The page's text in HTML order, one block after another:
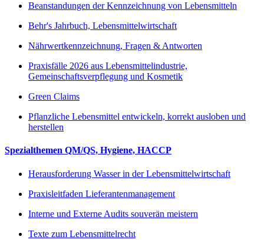
Beanstandungen der Kennzeichnung von Lebensmitteln
Behr's Jahrbuch, Lebensmittelwirtschaft
Nährwertkennzeichnung, Fragen & Antworten
Praxisfälle 2026 aus Lebensmittelindustrie,
Gemeinschaftsverpflegung und Kosmetik
Green Claims
Pflanzliche Lebensmittel entwickeln, korrekt ausloben und
herstellen
Spezialthemen QM/QS, Hygiene, HACCP
Herausforderung Wasser in der Lebensmittelwirtschaft
Praxisleitfaden Lieferantenmanagement
Interne und Externe Audits souverän meistern
Texte zum Lebensmittelrecht